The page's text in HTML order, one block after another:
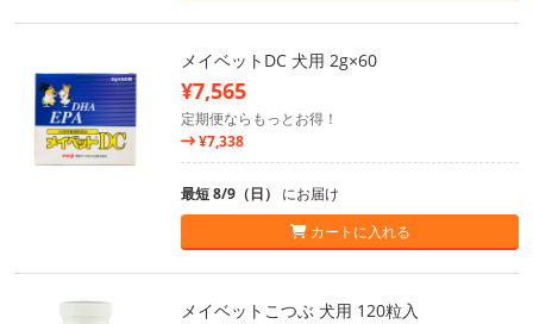
メイベットDC 犬用 2g×60
¥7,565
定期便ならもっとお得！
¥7,338
最短 8/9（日） にお届け
カートに入れる
メイベットこつぶ 犬用 120粒入